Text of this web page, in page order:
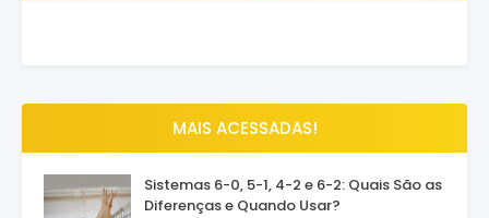
MAIS ACESSADAS!
Sistemas 6-0, 5-1, 4-2 e 6-2: Quais São as
Diferenças e Quando Usar?